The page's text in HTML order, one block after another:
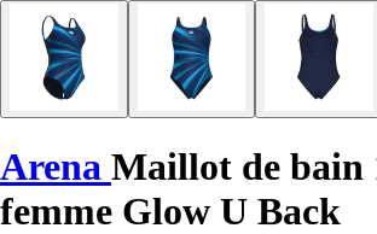
Arena Maillot de bain
femme Glow U Back